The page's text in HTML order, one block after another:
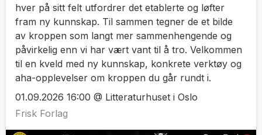
hver på sitt felt utfordrer det etablerte og løfter
fram ny kunnskap. Til sammen tegner de et bilde
av kroppen som langt mer sammenhengende og
påvirkelig enn vi har vært vant til å tro. Velkommen
til en kveld med ny kunnskap, konkrete verktøy og
aha-opplevelser om kroppen du går rundt i.
01.09.2026 16:00 @ Litteraturhuset i Oslo
Frisk Forlag